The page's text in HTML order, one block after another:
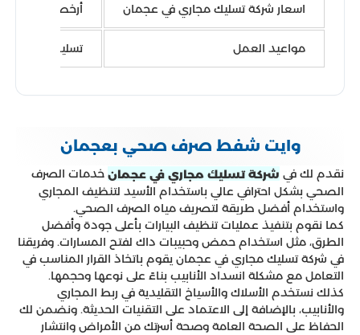
اسعار شركة تسليك مجاري في عجمان أرخص أسعار
مواعيد العمل تسليك المجاري في عجمان
وايت شفط صرف صحي بعجمان
نقدم لك في شركة تسليك مجاري في عجمان خدمات الصرف
الصحي بشكل احترافي عالي باستخدام الأسيد لتنظيف المجاري
واستخدام أفضل طريقة لتصريف مياه الصرف الصحي.
كما نقوم بتنفيذ عمليات تنظيف البيارات بأعلى جودة وأفضل
الطرق، مثل استخدام حمض وحبيبات داك لفتح المسارات. وفريقنا
في شركة تسليك مجاري في عجمان يقوم باتخاذ القرار المناسب في
التعامل مع مشكلة انسداد الأنابيب بناءً على نوعها وحجمها.
كذلك نستخدم الأسلاك والأسياخ التقليدية في ربط المجاري
والأنابيب، بالإضافة إلى الاعتماد على التقنيات الحديثة. ونضمن لك
الحفاظ على الصحة العامة وصحة أسرتك من الأمراض وانتشار